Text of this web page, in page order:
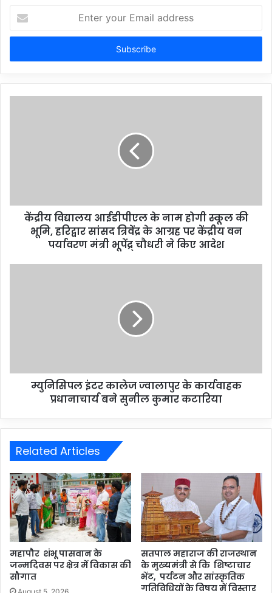
your
Email
केंद्रीय विद्यालय आईडीपीएल के नाम होगी स्कूल की
भूमि, हरिद्वार सांसद त्रिवेंद्र के आग्रह पर केंद्रीय वन
पर्यावरण मंत्री भूपेंद्र् चौधरी ने किए आदेश
म्युनिसिपल इंटर कालेज ज्वालापुर के कार्यवाहक
प्रधानाचार्य बने सुनील कुमार कटारिया
Related Articles
महापौर शंभू पासवान के
जन्मदिवस पर क्षेत्र में विकास की
सौगात
सतपाल महाराज की राजस्थान
के मुख्यमंत्री से कि शिष्टाचार
भेंट, पर्यटन और सांस्कृतिक
गतिविधियों के विषय में विस्तार